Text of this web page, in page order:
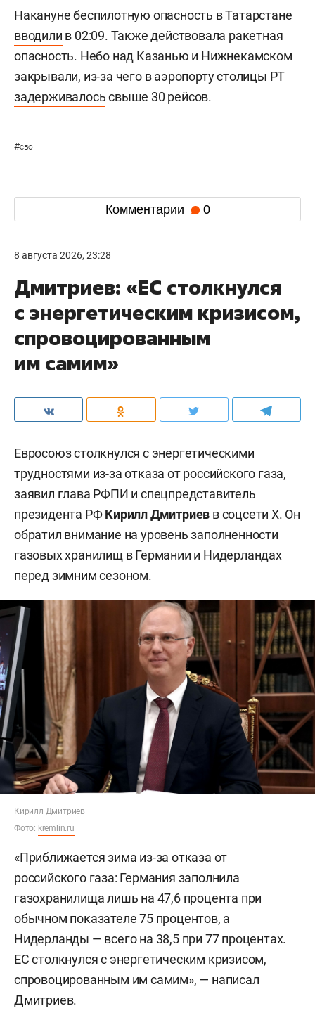
Накануне беспилотную опасность в Татарстане
вводили в 02:09. Также действовала ракетная
опасность. Небо над Казанью и Нижнекамском
закрывали, из-за чего в аэропорту столицы РТ
задерживалосьсвыше 30 рейсов.
#сво
Комментарии 0
8 августа 2026, 23:28
Дмитриев: «ЕС столкнулся
с энергетическим кризисом,
спровоцированным
им самим»
Евросоюз столкнулся с энергетическими
трудностями из-за отказа от российского газа,
заявил глава РФПИ и спецпредставитель
президента РФКирилл Дмитриев всоцсети X. Он
обратил внимание на уровень заполненности
газовых хранилищ в Германии и Нидерландах
перед зимним сезоном.
Кирилл Дмитриев
Фото: kremlin.ru
«Приближается зима из-за отказа от
российского газа: Германия заполнила
газохранилища лишь на 47,6 процента при
обычном показателе 75 процентов, а
Нидерланды — всего на 38,5 при 77 процентах.
ЕС столкнулся с энергетическим кризисом,
спровоцированным им самим», — написал
Дмитриев.